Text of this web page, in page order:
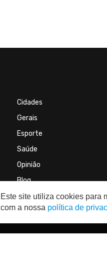
Cidades
Gerais
Esporte
Saúde
Opinião
Blog
Este site utiliza cookies para
com a nossa política de